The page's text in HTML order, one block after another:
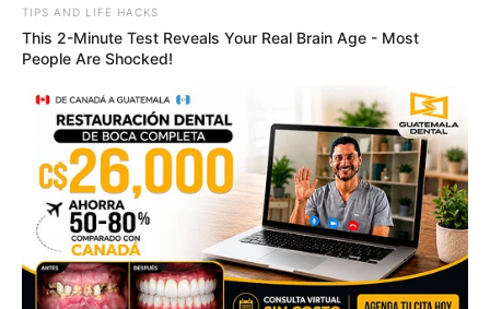
TIPS AND LIFE HACKS
This 2-Minute Test Reveals Your Real Brain Age - Most
People Are Shocked!